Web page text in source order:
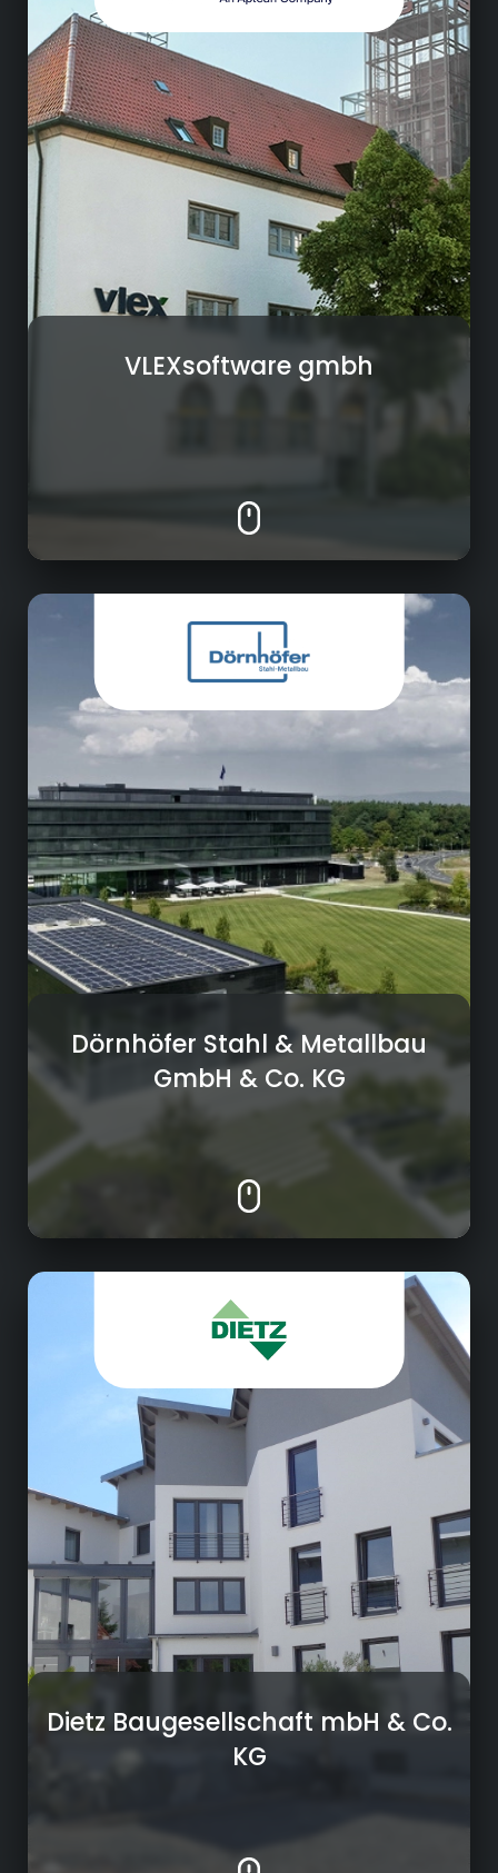
Entwicklung von ERP-Software für den
Mittelstand.
Anpassen der ERP-Software an die speziellen
Bedürfnisse von Firmen.
Erstellen neuer Funktionen und Programme
für die Verwaltung von Daten.
Testen der ERP-Software, um Fehler zu finden
und zu beheben.
Zusammenarbeit mit Kunden, um deren
Wünsche umzusetzen.
Beratungsleistungen bei der
Softwarefindung: Prozessberatung und -
optimierung, IT-Strategieberatung,
Technologieberatung, etc.
VLEXsoftware gmbh
Stahl- und Metallbau
Wir bieten eine persönliche Betreuung von
Anfang an sowie optimal abgestimmte
Lösungsansätze auf jede Anforderung. Alles
aus einer Hand, von der Planung bis zur
Montage! Fassaden, Fenster und Türen
Fertigung. Sonderkonstruktionen in den
Materialien Stahl, Edelstahl, Baubronze und
Messing. Verschiedene Oberflächentechniken
wie Brünierung oder Beschichtung der
Metalle.
Dörnhöfer Stahl & Metallbau
GmbH & Co. KG
Bauwesen
Ob Schulen, Firmengebäude, Wohnungen,
Parkhäuser, Brücken oder
Hochwasserfreilegungen – die Projekte, die
wir für Auftraggeber der öffentlichen Hand
erfolgreich realisiert haben, sind sehr
unterschiedlich. Neben unserem
Hauptwirkungsgebiet in der fränkischen
Heimat haben wir zahlreiche Prestigeprojekte
in größerer Entfernung verantwortet. Von
München am Tunnel Aubing, bis Göttingen
am Heidkopftunnel.
Dietz Baugesellschaft mbH & Co.
KG